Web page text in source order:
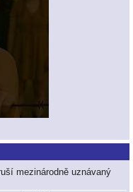
mezinárodně uznávaný